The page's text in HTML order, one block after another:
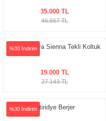
35.000 TL
46.667 TL
%30 İndirim
Tarz Mobilya Sienna Tekli Koltuk
19.000 TL
27.143 TL
%30 İndirimİstiridye Berjer